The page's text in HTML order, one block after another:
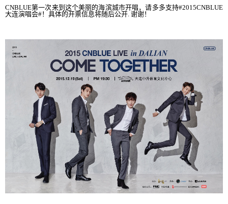
CNBLUE第一次来到这个美丽的海滨城市开唱 ，请多多支持#2015CNBLUE
大连演唱会#！ 具体的开票信息将随后公开. 谢谢！